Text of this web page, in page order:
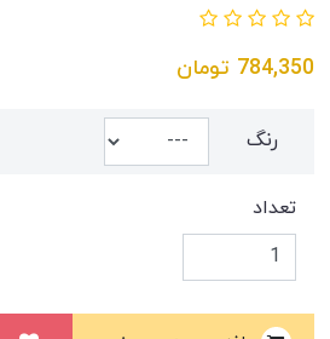
784,350 تومان
رنگ
تعداد